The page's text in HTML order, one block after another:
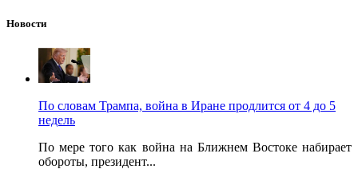
Новости
По словам Трампа, война в Иране продлится от 4 до 5
недель
По мере того как война на Ближнем Востоке набирает
обороты, президент...